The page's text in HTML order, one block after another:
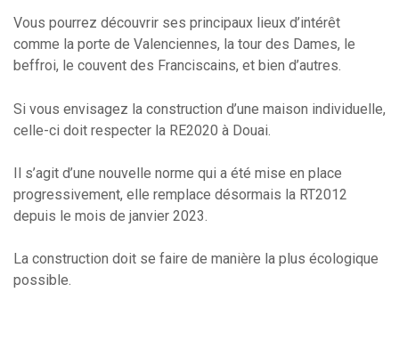
Vous pourrez découvrir ses principaux lieux d’intérêt
comme la porte de Valenciennes, la tour des Dames, le
beffroi, le couvent des Franciscains, et bien d’autres.
Si vous envisagez la construction d’une maison individuelle,
celle-ci doit respecter la RE2020 à Douai.
Il s’agit d’une nouvelle norme qui a été mise en place
progressivement, elle remplace désormais la RT2012
depuis le mois de janvier 2023.
La construction doit se faire de manière la plus écologique
possible.